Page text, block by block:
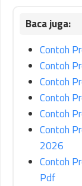
Contoh
Contoh
Contoh
Contoh
Contoh
Contoh
2026
Contoh
Pdf